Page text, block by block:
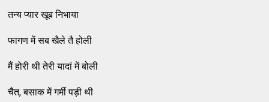
तन्‍य प्‍यार खूब निभाया
फागण में सब खैले तै होली
मैं होरी थी तेरी यादां में बोली
चैत, बसाक में गर्मी पड़ी थी